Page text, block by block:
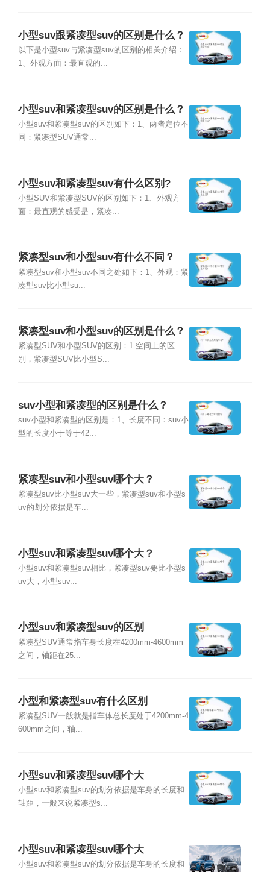
小型suv跟紧凑型suv的区别是什么？
以下是小型suv与紧凑型suv的区别的相关介绍：
1、外观方面：最直观的...
小型suv和紧凑型suv的区别是什么？
小型suv和紧凑型suv的区别如下：1、两者定位不
同：紧凑型SUV通常...
小型suv和紧凑型suv有什么区别?
小型SUV和紧凑型SUV的区别如下：1、外观方
面：最直观的感受是，紧凑...
紧凑型suv和小型suv有什么不同？
紧凑型suv和小型suv不同之处如下：1、外观：紧
凑型suv比小型su...
紧凑型suv和小型suv的区别是什么？
紧凑型SUV和小型SUV的区别：1.空间上的区
别，紧凑型SUV比小型S...
suv小型和紧凑型的区别是什么？
suv小型和紧凑型的区别是：1、长度不同：suv小
型的长度小于等于42...
紧凑型suv和小型suv哪个大？
紧凑型suv比小型suv大一些，紧凑型suv和小型s
uv的划分依据是车...
小型suv和紧凑型suv哪个大？
小型suv和紧凑型suv相比，紧凑型suv要比小型s
uv大，小型suv...
小型suv和紧凑型suv的区别
紧凑型SUV通常指车身长度在4200mm-4600mm
之间，轴距在25...
小型和紧凑型suv有什么区别
紧凑型SUV一般就是指车体总长度处于4200mm-4
600mm之间，轴...
小型suv和紧凑型suv哪个大
小型suv和紧凑型suv的划分依据是车身的长度和
轴距，一般来说紧凑型s...
小型suv和紧凑型suv哪个大
小型suv和紧凑型suv的划分依据是车身的长度和